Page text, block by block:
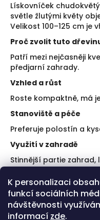
K personalizaci
funkcí sociálních
návštěvnosti
informací zde.
Lískovníček
světle žlutými květy
Velikost 100–125 cm je
Proč zvolit tuto
Patří mezi nejčasněji
předjarní zahrady.
Vzhled a růst
Roste kompaktně, má
Stanoviště a péče
Preferuje polostín a
Využití v zahradě
Stinnější partie zahrad,
Sázejte do kyselé
Mulčujte